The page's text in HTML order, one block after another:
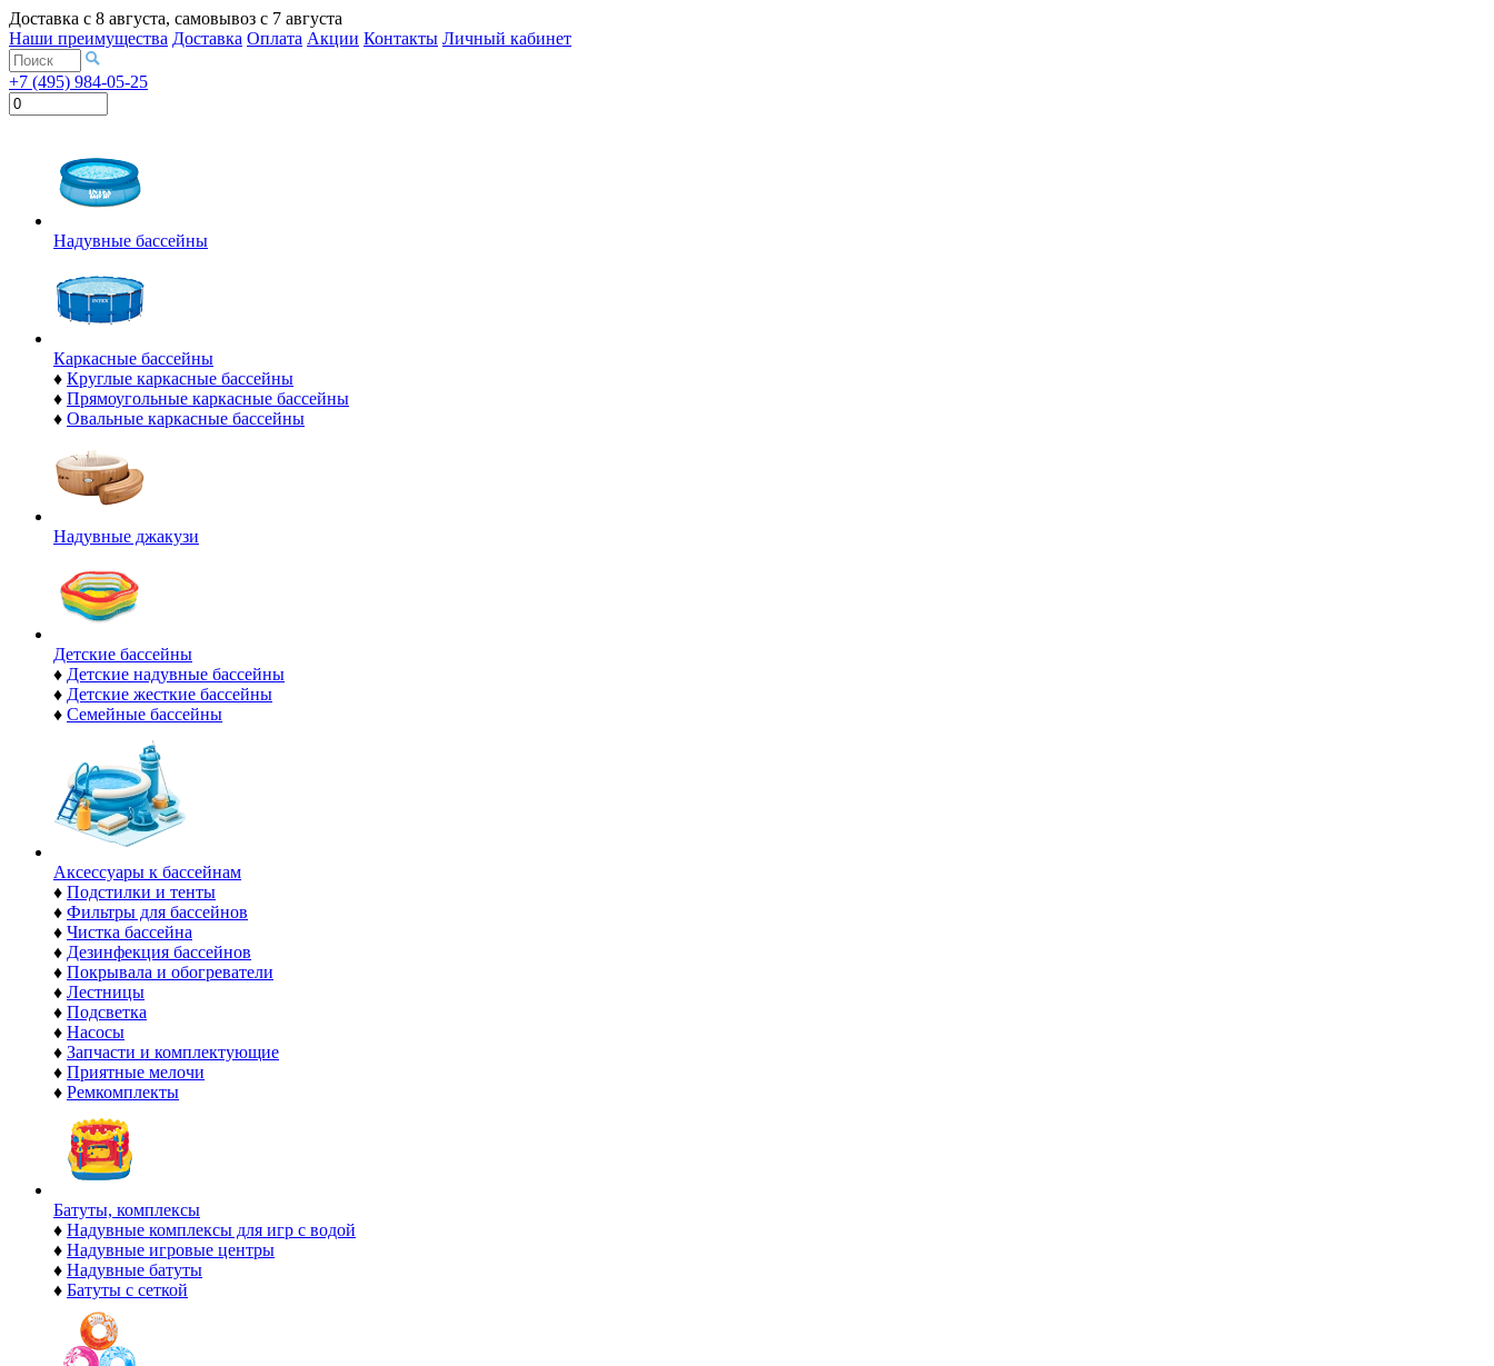
Доставка с 8 августа, самовывоз с 7 августа
Наши преимущества Доставка Оплата Акции Контакты Личный кабинет
+7 (495) 984-05-25
Надувные бассейны
Каркасные бассейны
♦ Круглые каркасные бассейны
♦ Прямоугольные каркасные бассейны
♦ Овальные каркасные бассейны
Надувные джакузи
Детские бассейны
♦ Детские надувные бассейны
♦ Детские жесткие бассейны
♦ Семейные бассейны
Аксессуары к бассейнам
♦ Подстилки и тенты
♦ Фильтры для бассейнов
♦ Чистка бассейна
♦ Дезинфекция бассейнов
♦ Покрывала и обогреватели
♦ Лестницы
♦ Подсветка
♦ Насосы
♦ Запчасти и комплектующие
♦ Приятные мелочи
♦ Ремкомплекты
Батуты, комплексы
♦ Надувные комплексы для игр с водой
♦ Надувные игровые центры
♦ Надувные батуты
♦ Батуты с сеткой